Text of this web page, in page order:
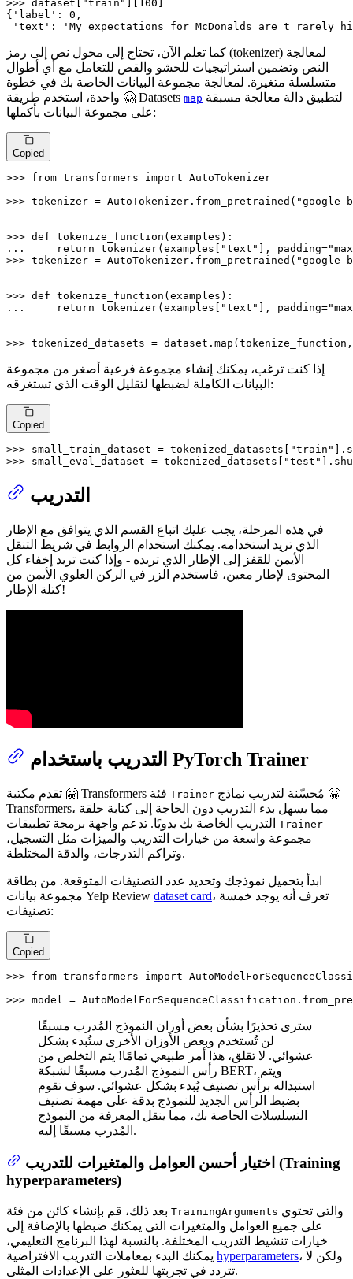
>>> dataset[ "train" 100
{ 'label' : 0 ,
'text' : 'My expectations for McDonalds are t rarely
كما تعلم الآن، تحتاج إلى محول نص إلى رمز (tokenizer) لمعالجة
النص وتضمين استراتيجيات للحشو والقص للتعامل مع أي أطوال
متسلسلة متغيرة. لمعالجة مجموعة البيانات الخاصة بك في خطوة
واحدة، استخدم طريقة 🤗 Datasets map
على مجموعة البيانات بأكملها:
Copied
>>> from transformers import AutoTokenizer
>>> tokenizer = AutoTokenizer.from_pretrained( "google-
>>> def tokenize_function ( examples
...
return tokenizer(examples[ "text" ], padding=
>>> tokenizer = AutoTokenizer.from_pretrained( "google-
>>> def tokenize_function ( examples
...
return tokenizer(examples[ "text" ], padding=
>>> tokenized_datasets = dataset. map (tokenize_function,
إذا كنت ترغب، يمكنك إنشاء مجموعة فرعية أصغر من مجموعة
البيانات الكاملة لضبطها لتقليل الوقت الذي تستغرقه:
Copied
>>> small_train_dataset = tokenized_datasets[ "train"
>>> small_eval_dataset = tokenized_datasets[ "test"
التدريب
في هذه المرحلة، يجب عليك اتباع القسم الذي يتوافق مع الإطار
الذي تريد استخدامه. يمكنك استخدام الروابط في شريط التنقل
الأيمن للقفز إلى الإطار الذي تريده - وإذا كنت تريد إخفاء كل
المحتوى لإطار معين، فاستخدم الزر في الركن العلوي الأيمن من
كتلة الإطار!
التدريب باستخدام PyTorch Trainer
Trainer
Transformers، مما يسهل بدء التدريب دون الحاجة إلى كتابة حلقة
Trainer
مجموعة واسعة من خيارات التدريب والميزات مثل التسجيل،
وتراكم التدرجات، والدقة المختلطة.
ابدأ بتحميل نموذجك وتحديد عدد التصنيفات المتوقعة. من بطاقة
مجموعة بيانات Yelp Review dataset card، تعرف أنه يوجد خمسة
تصنيفات:
Copied
>>> from transformers import
>>> model =
سترى تحذيرًا بشأن بعض أوزان النموذج المُدرب مسبقًا
لن تُستخدم وبعض الأوزان الأخرى ستُبدء بشكل
عشوائي. لا تقلق، هذا أمر طبيعي تمامًا! يتم التخلص من
رأس النموذج المُدرب مسبقًا لشبكة BERT، ويتم
استبداله برأس تصنيف يُبدء بشكل عشوائي. سوف تقوم
بضبط الرأس الجديد للنموذج بدقة على مهمة تصنيف
التسلسلات الخاصة بك، مما ينقل المعرفة من النموذج
المُدرب مسبقًا إليه.
اختيار أحسن العوامل والمتغيرات للتدريب (Training
hyperparameters)
TrainingArguments
على جميع العوامل والمتغيرات التي يمكنك ضبطها بالإضافة إلى
خيارات تنشيط التدريب المختلفة. بالنسبة لهذا البرنامج التعليمي،
hyperparameters، ولكن لا
تتردد في تجربتها للعثور على الإعدادات المثلى.